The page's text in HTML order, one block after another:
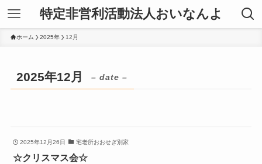
特定非営利活動法人おいなんよ
ホーム 2025年 12月
2025年12月 – date –
2025年12月26日 宅老所おおせぎ別家
☆クリスマス会☆